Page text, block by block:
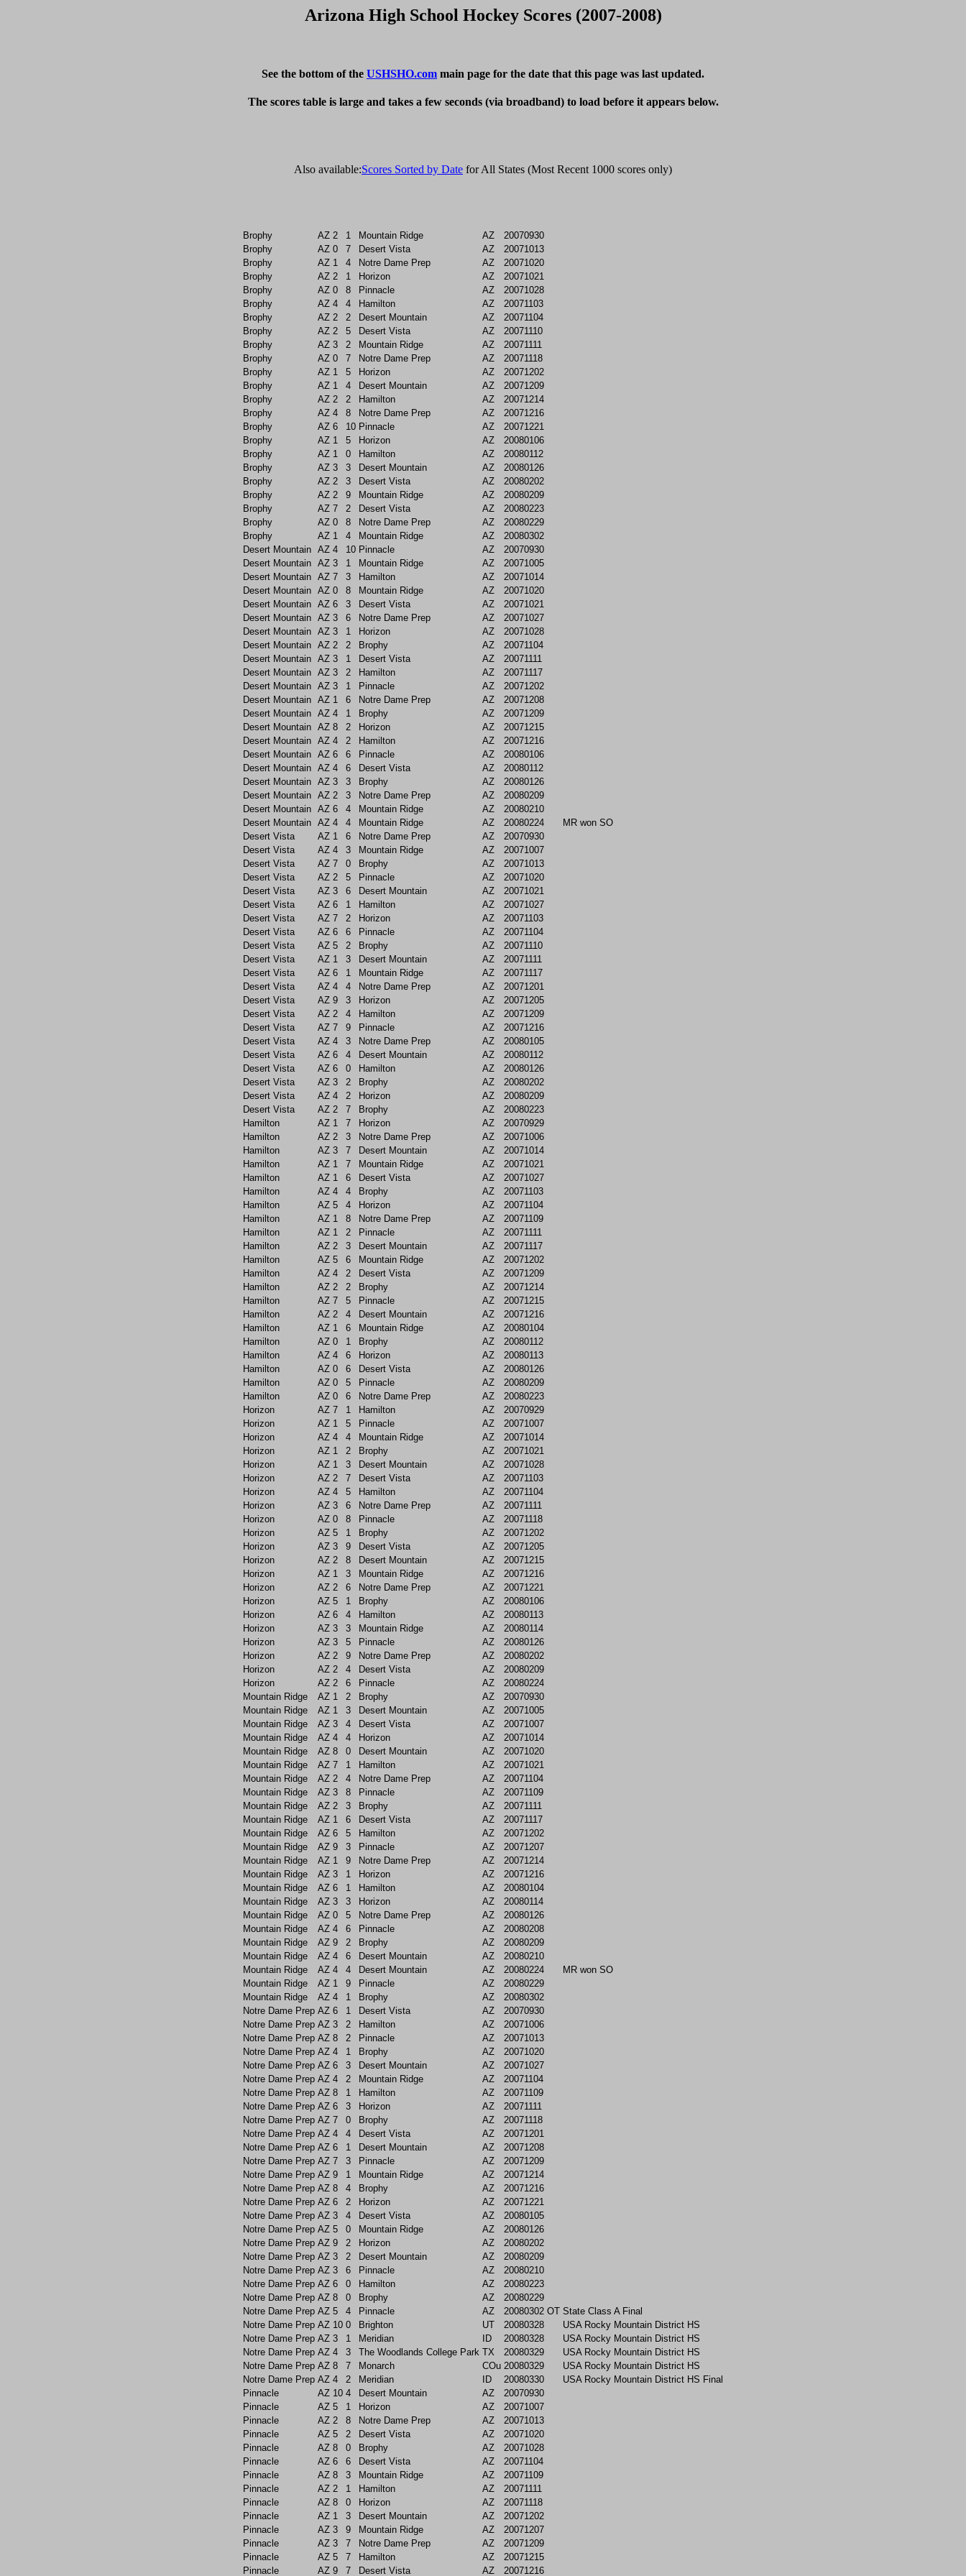
Arizona High School Hockey Scores (2007-2008)
See the bottom of the USHSHO.com main page for the date that this page was last updated.
The scores table is large and takes a few seconds (via broadband) to load before it appears below.
Also available:Scores Sorted by Date
Brophy AZ 2 1 Mountain Ridge AZ
20070930
Brophy
AZ 0 7 Desert Vista AZ
20071013
Brophy
AZ 1 4 Notre Dame Prep AZ
20071020
Brophy
AZ 2 1 Horizon AZ
20071021
Brophy
AZ 0 8 Pinnacle AZ
20071028
Brophy
AZ 4 4 Hamilton AZ
20071103
Brophy
AZ 2 2 Desert Mountain AZ
20071104
Brophy
AZ 2 5 Desert Vista AZ
20071110
Brophy
AZ 3 2 Mountain Ridge AZ
20071111
Brophy
AZ 0 7 Notre Dame Prep AZ
20071118
Brophy
AZ 1 5 Horizon AZ
20071202
Brophy
AZ 1 4 Desert Mountain AZ
20071209
Brophy
AZ 2 2 Hamilton AZ
20071214
Brophy
AZ 4 8 Notre Dame Prep AZ
20071216
Brophy
AZ 6 10 Pinnacle AZ
20071221
Brophy
AZ 1 5 Horizon AZ
20080106
Brophy
AZ 1 0 Hamilton AZ
20080112
Brophy
AZ 3 3 Desert Mountain AZ
20080126
Brophy
AZ 2 3 Desert Vista AZ
20080202
Brophy
AZ 2 9 Mountain Ridge AZ
20080209
Brophy
AZ 7 2 Desert Vista AZ
20080223
Brophy
AZ 0 8 Notre Dame Prep AZ
20080229
Brophy
AZ 1 4 Mountain Ridge AZ
20080302
Desert Mountain AZ 4 10 Pinnacle AZ
20070930
Desert Mountain AZ 3 1 Mountain Ridge AZ
20071005
Desert Mountain AZ 7 3 Hamilton AZ
20071014
Desert Mountain AZ 0 8 Mountain Ridge AZ
20071020
Desert Mountain AZ 6 3 Desert Vista AZ
20071021
Desert Mountain AZ 3 6 Notre Dame Prep AZ
20071027
Desert Mountain AZ 3 1 Horizon AZ
20071028
Desert Mountain AZ 2 2 Brophy AZ
20071104
Desert Mountain AZ 3 1 Desert Vista AZ
20071111
Desert Mountain AZ 3 2 Hamilton AZ
20071117
Desert Mountain AZ 3 1 Pinnacle AZ
20071202
Desert Mountain AZ 1 6 Notre Dame Prep AZ
20071208
Desert Mountain AZ 4 1 Brophy AZ
20071209
Desert Mountain AZ 8 2 Horizon AZ
20071215
Desert Mountain AZ 4 2 Hamilton AZ
20071216
Desert Mountain AZ 6 6 Pinnacle AZ
20080106
Desert Mountain AZ 4 6 Desert Vista AZ
20080112
Desert Mountain AZ 3 3 Brophy AZ
20080126
Desert Mountain AZ 2 3 Notre Dame Prep AZ
20080209
Desert Mountain AZ 6 4 Mountain Ridge AZ
20080210
Desert Mountain AZ 4 4 Mountain Ridge AZ 20080224
MR won SO
Desert Vista
AZ 1 6 Notre Dame Prep AZ
20070930
Desert Vista
AZ 4 3 Mountain Ridge AZ
20071007
Desert Vista
AZ 7 0 Brophy AZ
20071013
Desert Vista
AZ 2 5 Pinnacle AZ
20071020
Desert Vista
AZ 3 6 Desert Mountain AZ
20071021
Desert Vista
AZ 6 1 Hamilton AZ
20071027
Desert Vista
AZ 7 2 Horizon AZ
20071103
Desert Vista
AZ 6 6 Pinnacle AZ
20071104
Desert Vista
AZ 5 2 Brophy AZ
20071110
Desert Vista
AZ 1 3 Desert Mountain AZ
20071111
Desert Vista
AZ 6 1 Mountain Ridge AZ
20071117
Desert Vista
AZ 4 4 Notre Dame Prep AZ
20071201
Desert Vista
AZ 9 3 Horizon AZ
20071205
Desert Vista
AZ 2 4 Hamilton AZ
20071209
Desert Vista
AZ 7 9 Pinnacle AZ
20071216
Desert Vista
AZ 4 3 Notre Dame Prep AZ
20080105
Desert Vista
AZ 6 4 Desert Mountain AZ
20080112
Desert Vista
AZ 6 0 Hamilton AZ
20080126
Desert Vista
AZ 3 2 Brophy AZ
20080202
Desert Vista
AZ 4 2 Horizon AZ
20080209
Desert Vista
AZ 2 7 Brophy AZ
20080223
Hamilton
AZ 1 7 Horizon AZ
20070929
Hamilton
AZ 2 3 Notre Dame Prep AZ
20071006
Hamilton
AZ 3 7 Desert Mountain AZ
20071014
Hamilton
AZ 1 7 Mountain Ridge AZ
20071021
Hamilton
AZ 1 6 Desert Vista AZ
20071027
Hamilton
AZ 4 4 Brophy AZ
20071103
Hamilton
AZ 5 4 Horizon AZ
20071104
Hamilton
AZ 1 8 Notre Dame Prep AZ
20071109
Hamilton
AZ 1 2 Pinnacle AZ
20071111
Hamilton
AZ 2 3 Desert Mountain AZ
20071117
Hamilton
AZ 5 6 Mountain Ridge AZ
20071202
Hamilton
AZ 4 2 Desert Vista AZ
20071209
Hamilton
AZ 2 2 Brophy AZ
20071214
Hamilton
AZ 7 5 Pinnacle AZ
20071215
Hamilton
AZ 2 4 Desert Mountain AZ
20071216
Hamilton
AZ 1 6 Mountain Ridge AZ
20080104
Hamilton
AZ 0 1 Brophy AZ
20080112
Hamilton
AZ 4 6 Horizon AZ
20080113
Hamilton
AZ 0 6 Desert Vista AZ
20080126
Hamilton
AZ 0 5 Pinnacle AZ
20080209
Hamilton
AZ 0 6 Notre Dame Prep AZ
20080223
Horizon
AZ 7 1 Hamilton AZ
20070929
Horizon
AZ 1 5 Pinnacle AZ
20071007
Horizon
AZ 4 4 Mountain Ridge AZ
20071014
Horizon
AZ 1 2 Brophy AZ
20071021
Horizon
AZ 1 3 Desert Mountain AZ
20071028
Horizon
AZ 2 7 Desert Vista AZ
20071103
Horizon
AZ 4 5 Hamilton AZ
20071104
Horizon
AZ 3 6 Notre Dame Prep AZ
20071111
Horizon
AZ 0 8 Pinnacle AZ
20071118
Horizon
AZ 5 1 Brophy AZ
20071202
Horizon
AZ 3 9 Desert Vista AZ
20071205
Horizon
AZ 2 8 Desert Mountain AZ
20071215
Horizon
AZ 1 3 Mountain Ridge AZ
20071216
Horizon
AZ 2 6 Notre Dame Prep AZ
20071221
Horizon
AZ 5 1 Brophy AZ
20080106
Horizon
AZ 6 4 Hamilton AZ
20080113
Horizon
AZ 3 3 Mountain Ridge AZ
20080114
Horizon
AZ 3 5 Pinnacle AZ
20080126
Horizon
AZ 2 9 Notre Dame Prep AZ
20080202
Horizon
AZ 2 4 Desert Vista AZ
20080209
Horizon
AZ 2 6 Pinnacle AZ
20080224
Mountain Ridge
AZ 1 2 Brophy AZ
20070930
Mountain Ridge
AZ 1 3 Desert Mountain AZ
20071005
Mountain Ridge
AZ 3 4 Desert Vista AZ
20071007
Mountain Ridge
AZ 4 4 Horizon AZ
20071014
Mountain Ridge
AZ 8 0 Desert Mountain AZ
20071020
Mountain Ridge
AZ 7 1 Hamilton AZ
20071021
Mountain Ridge
AZ 2 4 Notre Dame Prep AZ
20071104
Mountain Ridge
AZ 3 8 Pinnacle AZ
20071109
Mountain Ridge
AZ 2 3 Brophy AZ
20071111
Mountain Ridge
AZ 1 6 Desert Vista AZ
20071117
Mountain Ridge
AZ 6 5 Hamilton AZ
20071202
Mountain Ridge
AZ 9 3 Pinnacle AZ
20071207
Mountain Ridge
AZ 1 9 Notre Dame Prep AZ
20071214
Mountain Ridge
AZ 3 1 Horizon AZ
20071216
Mountain Ridge
AZ 6 1 Hamilton AZ
20080104
Mountain Ridge
AZ 3 3 Horizon AZ
20080114
Mountain Ridge
AZ 0 5 Notre Dame Prep AZ
20080126
Mountain Ridge
AZ 4 6 Pinnacle AZ
20080208
Mountain Ridge
AZ 9 2 Brophy AZ
20080209
Mountain Ridge
AZ 4 6 Desert Mountain AZ
20080210
Mountain Ridge
AZ 4 4 Desert Mountain AZ 20080224
MR won SO
Mountain Ridge
AZ 1 9 Pinnacle AZ
20080229
Mountain Ridge
AZ 4 1 Brophy AZ
20080302
Notre Dame Prep AZ 6 1 Desert Vista AZ
20070930
Notre Dame Prep AZ 3 2 Hamilton AZ
20071006
Notre Dame Prep AZ 8 2 Pinnacle AZ
20071013
Notre Dame Prep AZ 4 1 Brophy AZ
20071020
Notre Dame Prep AZ 6 3 Desert Mountain AZ
20071027
Notre Dame Prep AZ 4 2 Mountain Ridge AZ
20071104
Notre Dame Prep AZ 8 1 Hamilton AZ
20071109
Notre Dame Prep AZ 6 3 Horizon AZ
20071111
Notre Dame Prep AZ 7 0 Brophy AZ
20071118
Notre Dame Prep AZ 4 4 Desert Vista AZ
20071201
Notre Dame Prep AZ 6 1 Desert Mountain AZ
20071208
Notre Dame Prep AZ 7 3 Pinnacle AZ
20071209
Notre Dame Prep AZ 9 1 Mountain Ridge AZ
20071214
Notre Dame Prep AZ 8 4 Brophy AZ
20071216
Notre Dame Prep AZ 6 2 Horizon AZ
20071221
Notre Dame Prep AZ 3 4 Desert Vista AZ
20080105
Notre Dame Prep AZ 5 0 Mountain Ridge AZ
20080126
Notre Dame Prep AZ 9 2 Horizon AZ
20080202
Notre Dame Prep AZ 3 2 Desert Mountain AZ
20080209
Notre Dame Prep AZ 3 6 Pinnacle AZ
20080210
Notre Dame Prep AZ 6 0 Hamilton AZ
20080223
Notre Dame Prep AZ 8 0 Brophy AZ
20080229
Notre Dame Prep AZ 5 4 Pinnacle AZ 20080302 OT State Class A Final
Notre Dame Prep AZ 10 0 Brighton UT 20080328
USA Rocky Mountain District HS
Notre Dame Prep AZ 3 1 Meridian ID 20080328
USA Rocky Mountain District HS
Notre Dame Prep AZ 4 3 The Woodlands College Park TX 20080329
USA Rocky Mountain District HS
Notre Dame Prep AZ 8 7 Monarch COu 20080329
USA Rocky Mountain District HS
Notre Dame Prep AZ 4 2 Meridian ID 20080330
USA Rocky Mountain District HS Final
Pinnacle
AZ 10 4 Desert Mountain AZ
20070930
Pinnacle
AZ 5 1 Horizon AZ
20071007
Pinnacle
AZ 2 8 Notre Dame Prep AZ
20071013
Pinnacle
AZ 5 2 Desert Vista AZ
20071020
Pinnacle
AZ 8 0 Brophy AZ
20071028
Pinnacle
AZ 6 6 Desert Vista AZ
20071104
Pinnacle
AZ 8 3 Mountain Ridge AZ
20071109
Pinnacle
AZ 2 1 Hamilton AZ
20071111
Pinnacle
AZ 8 0 Horizon AZ
20071118
Pinnacle
AZ 1 3 Desert Mountain AZ
20071202
Pinnacle
AZ 3 9 Mountain Ridge AZ
20071207
Pinnacle
AZ 3 7 Notre Dame Prep AZ
20071209
Pinnacle
AZ 5 7 Hamilton AZ
20071215
Pinnacle
AZ 9 7 Desert Vista AZ 20071216